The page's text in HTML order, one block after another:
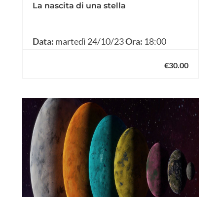
La nascita di una stella
Data: martedì 24/10/23Ora: 18:00
€30.00